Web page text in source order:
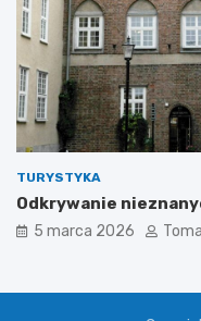
TURYSTYKA
Odkrywanie
5 marca 2026